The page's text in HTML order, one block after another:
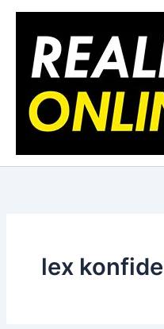
Skip
content
lex